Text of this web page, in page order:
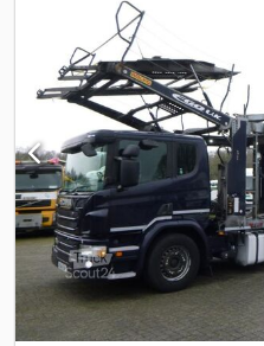
emisijos klasė:euro2
, Gamybos metai: